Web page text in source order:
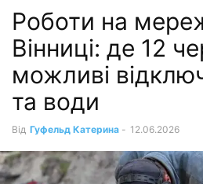
Роботи на
Вінниці: де 12
можливі
та води
Від Гуфельд Катерина - 12.06.2026